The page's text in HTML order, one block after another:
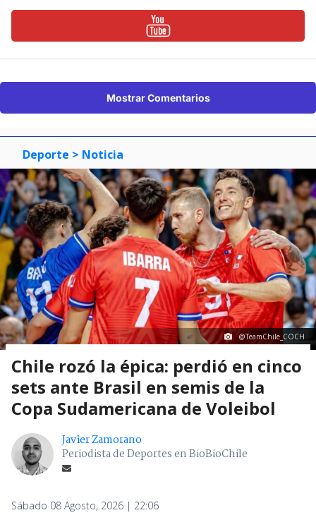
Mostrar Comentarios
Deporte > Noticia
@TeamChile_COCH
Chile rozó la épica: perdió en cinco
sets ante Brasil en semis de la
Copa Sudamericana de Voleibol
Javier Zamorano
Periodista de Deportes en BioBioChile
Sábado 08 Agosto, 2026 | 22:06